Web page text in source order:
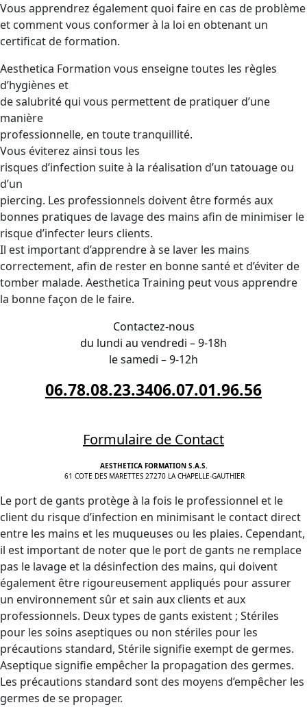
Vous apprendrez également quoi faire en cas de problème
et comment vous conformer à la loi en obtenant un
certificat de formation.
Aesthetica Formation vous enseigne toutes les règles
d’hygiènes et
de salubrité qui vous permettent de pratiquer d’une
manière
professionnelle, en toute tranquillité.
Vous éviterez ainsi tous les
risques d’infection suite à la réalisation d’un tatouage ou
d’un
piercing. Les professionnels doivent être formés aux
bonnes pratiques de lavage des mains afin de minimiser le
risque d’infecter leurs clients.
Il est important d’apprendre à se laver les mains
correctement, afin de rester en bonne santé et d’éviter de
tomber malade. Aesthetica Training peut vous apprendre
la bonne façon de le faire.
Contactez-nous
du lundi au vendredi – 9-18h
le samedi – 9-12h
06.78.08.23.3406.07.01.96.56
Formulaire de Contact
AESTHETICA FORMATION S.A.S.
61 COTE DES MARETTES 27270 LA CHAPELLE-GAUTHIER
Le port de gants protège à la fois le professionnel et le
client du risque d’infection en minimisant le contact direct
entre les mains et les muqueuses ou les plaies. Cependant,
il est important de noter que le port de gants ne remplace
pas le lavage et la désinfection des mains, qui doivent
également être rigoureusement appliqués pour assurer
un environnement sûr et sain aux clients et aux
professionnels. Deux types de gants existent ; Stériles
pour les soins aseptiques ou non stériles pour les
précautions standard, Stérile signifie exempt de germes.
Aseptique signifie empêcher la propagation des germes.
Les précautions standard sont des moyens d’empêcher les
germes de se propager.